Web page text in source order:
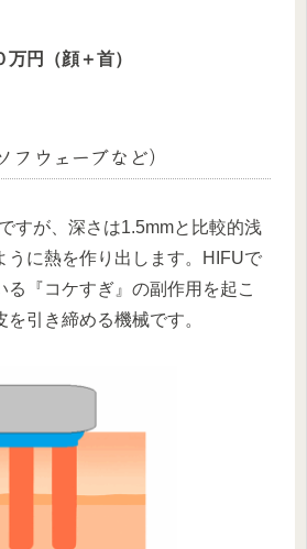
円（顔＋首）
フウェーブなど）
すが、深さは1.5mmと比較的浅
うに熱を作り出します。HIFUで
る『コケすぎ』の副作用を起こ
引き締める機械です。